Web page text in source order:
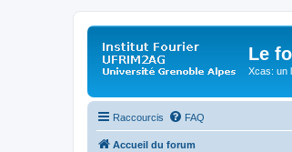
Le
Xcas: un
Raccourcis FAQ
Accueil du forum